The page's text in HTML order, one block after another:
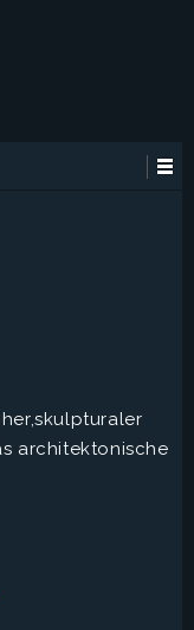
architektonische